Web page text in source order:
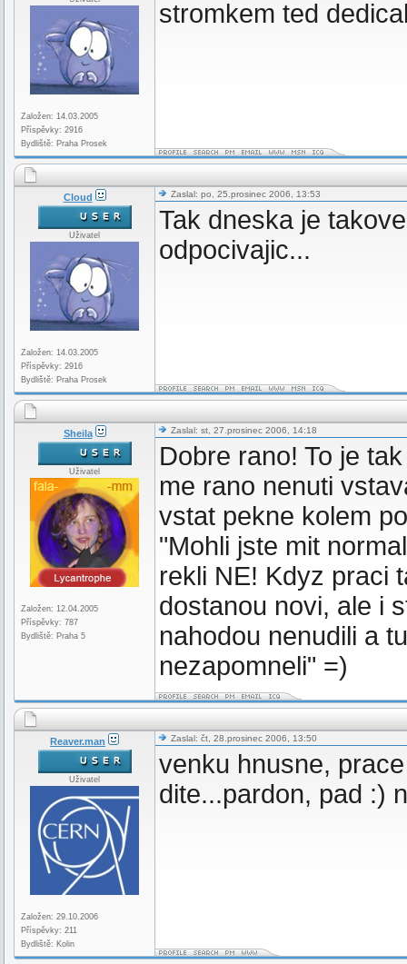
Založen: 14.03.2005
Příspěvky: 2916
Bydliště: Praha Prosek
stromkem ted
Cloud
Uživatel
Založen: 14.03.2005
Příspěvky: 2916
Bydliště: Praha Prosek
Zaslal: po, 25.prosinec 2006, 13:53
Tak dneska je
odpocivajic...
Sheila
Uživatel
Založen: 12.04.2005
Příspěvky: 787
Bydliště: Praha 5
Zaslal: st, 27.prosinec 2006, 14:18
Dobre rano! To je
me rano nenuti
vstat pekne kolem
"Mohli jste mit
rekli NE! Kdyz praci
dostanou novi, ale i
nahodou nenudili a
nezapomneli" =)
Reaver.man
Uživatel
Založen: 29.10.2006
Příspěvky: 211
Bydliště: Kolin
Zaslal: čt, 28.prosinec 2006, 13:50
venku hnusne,
dite...pardon, pad :)